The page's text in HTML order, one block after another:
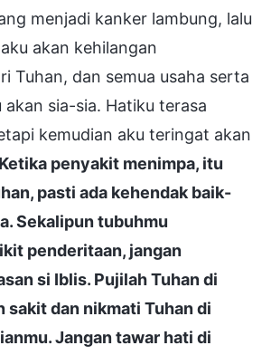
menjadi kanker lambung, lalu
akan kehilangan
Tuhan, dan semua usaha serta
sia-sia. Hatiku terasa
kemudian aku teringat akan
Ketika penyakit menimpa, itu
pasti ada kehendak baik-
Sekalipun tubuhmu
penderitaan, jangan
si Iblis. Pujilah Tuhan di
sakit dan nikmati Tuhan di
Jangan tawar hati di